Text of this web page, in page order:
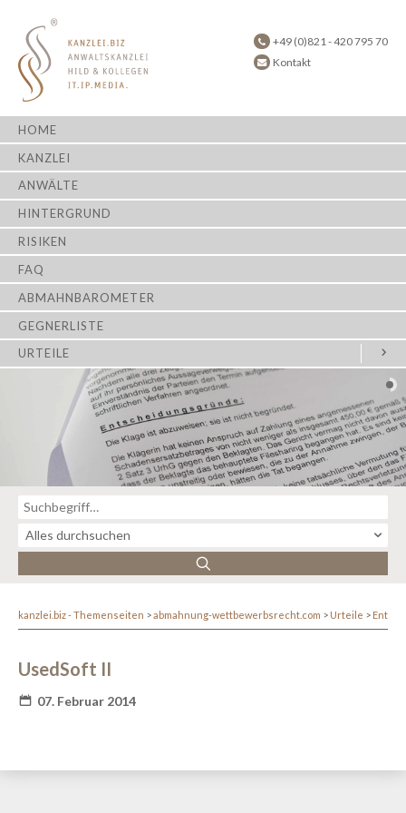
+49 (0)821 - 420 795 70
Kontakt
HOME
KANZLEI
ANWÄLTE
HINTERGRUND
RISIKEN
FAQ
ABMAHNBAROMETER
GEGNERLISTE
URTEILE
kanzlei.biz - Themenseiten abmahnung-wettbewerbsrecht.com Urteile
UsedSoft II
07. Februar 2014